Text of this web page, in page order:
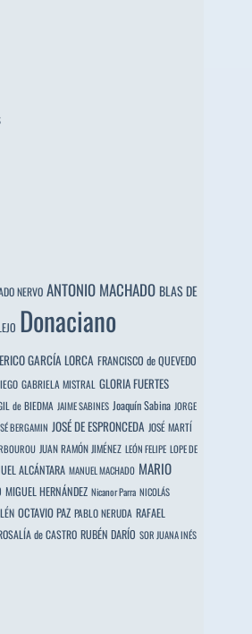
NERVO ANTONIO MACHADO BLAS DE
Donaciano
GARCÍA LORCA FRANCISCO de QUEVEDO
GABRIELA MISTRAL GLORIA FUERTES
de BIEDMA JAIME SABINES Joaquín Sabina JORGE
BERGAMIN JOSÉ DE ESPRONCEDA JOSÉ MARTÍ
JUAN RAMÓN JIMÉNEZ LEÓN FELIPE LOPE DE
ALCÁNTARA MANUEL MACHADO MARIO
MIGUEL HERNÁNDEZ Nicanor Parra NICOLÁS
OCTAVIO PAZ PABLO NERUDA RAFAEL
de CASTRO RUBÉN DARÍO SOR JUANA INÉS